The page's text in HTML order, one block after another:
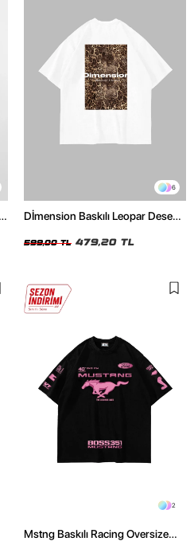
6
Dİmension Baskılı Leopar Desenli
Tshirt
599,00 TL 479,20 TL
2
Mstng Baskılı Racing Oversize